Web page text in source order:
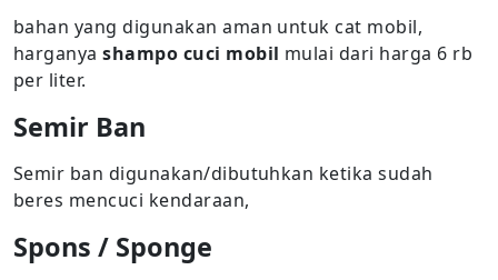
bahan yang digunakan aman untuk cat mobil,
harganyashampo cuci mobil mulai dari harga 6 rb
per liter.
Semir Ban
Semir ban digunakan/dibutuhkan ketika sudah
beres mencuci kendaraan,
Spons / Sponge